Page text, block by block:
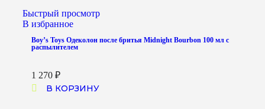
Быстрый просмотр
В избранное
Boy’s Toys Одеколон после бритья Midnight Bourbon 100 мл с
распылителем
1 270 ₽
В КОРЗИНУ